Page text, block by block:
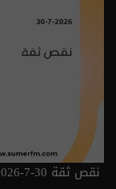
نقص ثقة 30-7-2026 | 2026